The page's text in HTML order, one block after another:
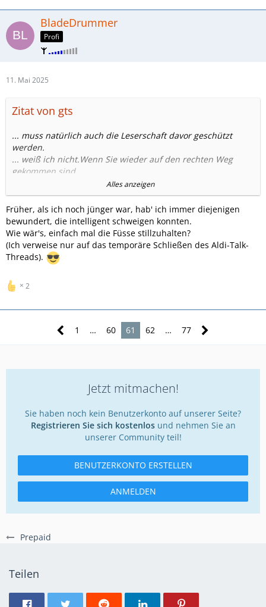
Prepaid
BladeDrummer
Profi
11. Mai 2025
Zitat von gts
... muss natürlich auch die Leserschaft davor geschützt
werden.
... weiß ich nicht.Wenn Sie wieder auf den rechten Weg
gekommen sind ...
Dann könnte man vielleicht sagen nach Treu und Glauben
....
Also ein Mensch der nach Treu und Glauben handelt legt
ein redlich,anständiges Sozialverhalten an den Tag.
Schlagworte dabei Ehrlichkeit,Vertrauen,Fairness.
...,soweit ich im Bilde bin.
...
Ausserdem fängt die Freiheit des einen an,wo die Freiheit
...völlig unklar.
Alles anzeigen
Früher, als ich noch jünger war, hab' ich immer diejenigen
bewundert, die intelligent schweigen konnten.
Wie wär's, einfach mal die Füsse stillzuhalten?
(Ich verweise nur auf das temporäre Schließen des Aldi-Talk-
Threads).
2
1 … 60 61 62 … 77
Jetzt mitmachen!
Sie haben noch kein Benutzerkonto auf unserer Seite?
Registrieren Sie sich kostenlosund nehmen Sie an
unserer Community teil!
BENUTZERKONTO ERSTELLEN
ANMELDEN
Teilen